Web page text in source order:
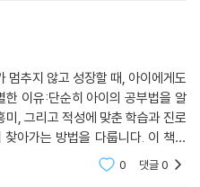
멈추지 않고 성장할 때, 아이에게도
이유:단순히 아이의 공부법을 알
, 그리고 적성에 맞춘 학습과 진로
아가는 방법을 다룹니다. 이 책은
?"에 대한 지침서를 넘어, 부모와
0 댓글0